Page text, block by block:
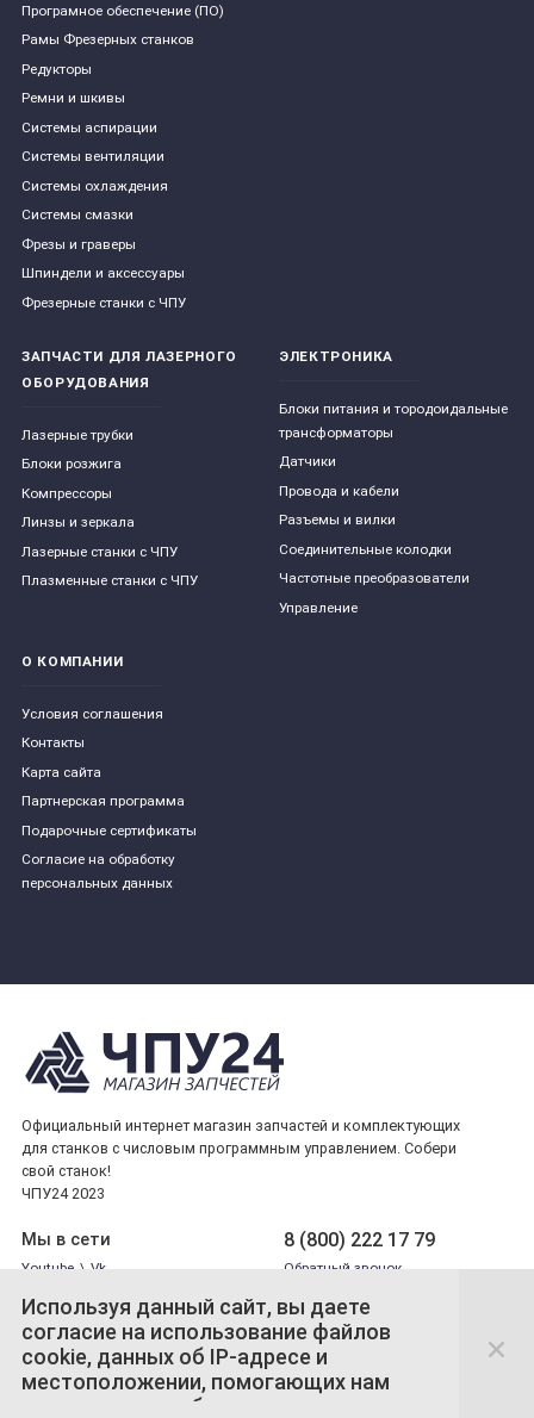
Используя данный сайт, вы даете
согласие на использование файлов
cookie, данных об IP-адресе и
местоположении, помогающих нам
сделать его удобнее для вас.
Програмное обеспечение (ПО)
Рамы Фрезерных станков
Редукторы
Ремни и шкивы
Системы аспирации
Системы вентиляции
Системы охлаждения
Системы смазки
Фрезы и граверы
Шпиндели и аксессуары
Фрезерные станки с ЧПУ
ЗАПЧАСТИ ДЛЯ ЛАЗЕРНОГО
ОБОРУДОВАНИЯ
Лазерные трубки
Блоки розжига
Компрессоры
Линзы и зеркала
Лазерные станки с ЧПУ
Плазменные станки с ЧПУ
ЭЛЕКТРОНИКА
Блоки питания и тородоидальные
трансформаторы
Датчики
Провода и кабели
Разъемы и вилки
Соединительные колодки
Частотные преобразователи
Управление
О КОМПАНИИ
Условия соглашения
Контакты
Карта сайта
Партнерская программа
Подарочные сертификаты
Согласие на обработку
персональных данных
Официальный интернет магазин запчастей и комплектующих
для станков с числовым программным управлением. Собери
свой станок!
ЧПУ24 2023
8 (800) 222 17 79
Обратный звонок
Мы в сети
Youtube \ Vk
Принимаем платежи